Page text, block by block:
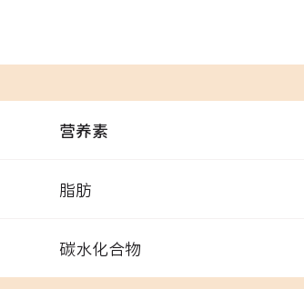
营养素
脂肪
碳水化合物